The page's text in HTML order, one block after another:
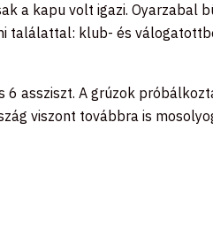
a kapu volt igazi. Oyarzabal
találattal: klub- és
assziszt. A grúzok
viszont továbbra is